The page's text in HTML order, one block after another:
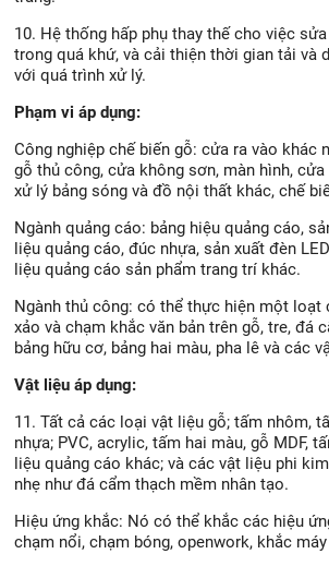
10. Hệ thống hấp phụ thay thế cho việc
trong quá khứ, và cải thiện thời gian tải và
với quá trình xử lý.
Phạm vi áp dụng:
Công nghiệp chế biến gỗ: cửa ra vào khác
gỗ thủ công, cửa không sơn, màn hình,
xử lý bảng sóng và đồ nội thất khác, chế
Ngành quảng cáo: bảng hiệu quảng cáo,
liệu quảng cáo, đúc nhựa, sản xuất đèn
liệu quảng cáo sản phẩm trang trí khác.
Ngành thủ công: có thể thực hiện một loạt
xảo và chạm khắc văn bản trên gỗ, tre, đá
bảng hữu cơ, bảng hai màu, pha lê và các
Vật liệu áp dụng:
11. Tất cả các loại vật liệu gỗ; tấm nhôm,
nhựa; PVC, acrylic, tấm hai màu, gỗ MDF,
liệu quảng cáo khác; và các vật liệu phi
nhẹ như đá cẩm thạch mềm nhân tạo.
Hiệu ứng khắc: Nó có thể khắc các hiệu
chạm nổi, chạm bóng, openwork, khắc